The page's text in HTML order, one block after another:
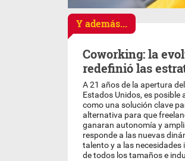
Y además...
Coworking: la
redefinió las
A 21 años de la apertura
Estados Unidos, es
como una solución clave
alternativa para que
ganaran autonomía y
responde a las nuevas
talento y a las
de todos los tamaños e